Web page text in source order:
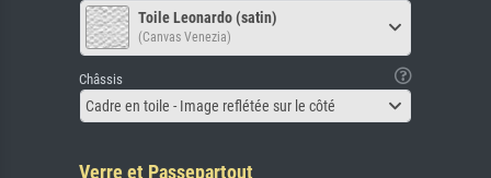
Toile Leonardo (satin)
(Canvas Venezia)
Châssis
Cadre en toile - Image reflétée sur le côté
Verre et Passepartout